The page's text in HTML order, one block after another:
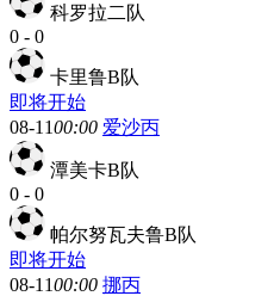
科罗拉二队
0 - 0
卡里鲁B队
即将开始
08-1100:00 爱沙丙
潭美卡B队
0 - 0
帕尔努瓦夫鲁B队
即将开始
08-1100:00 挪丙